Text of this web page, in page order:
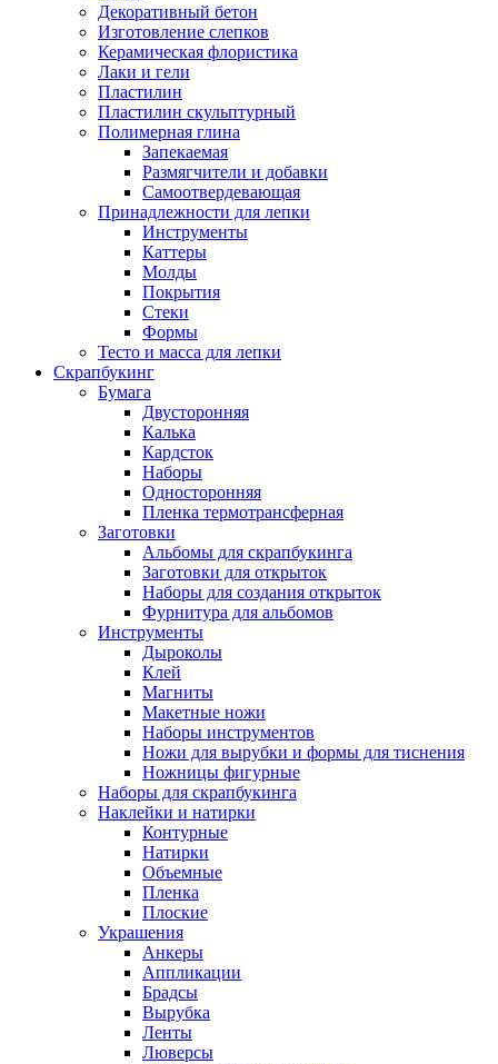
Декоративный бетон
Изготовление слепков
Керамическая флористика
Лаки и гели
Пластилин
Пластилин скульптурный
Полимерная глина
Запекаемая
Размягчители и добавки
Самоотвердевающая
Принадлежности для лепки
Инструменты
Каттеры
Молды
Покрытия
Стеки
Формы
Тесто и масса для лепки
Скрапбукинг
Бумага
Двусторонняя
Калька
Кардсток
Наборы
Односторонняя
Пленка термотрансферная
Заготовки
Альбомы для скрапбукинга
Заготовки для открыток
Наборы для создания открыток
Фурнитура для альбомов
Инструменты
Дыроколы
Клей
Магниты
Макетные ножи
Наборы инструментов
Ножи для вырубки и формы для тиснения
Ножницы фигурные
Наборы для скрапбукинга
Наклейки и натирки
Контурные
Натирки
Объемные
Пленка
Плоские
Украшения
Анкеры
Аппликации
Брадсы
Вырубка
Ленты
Люверсы